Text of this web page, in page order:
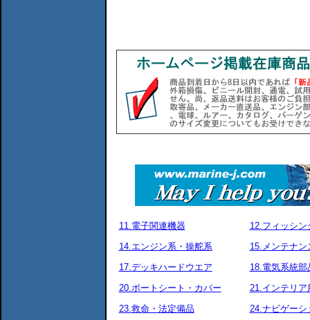
11.電子関連機器
12.フィッシン
14.エンジン系・操舵系
15.メンテナン
17.デッキハードウエア
18.電気系統部
20.ボートシート・カバー
21.インテリア
23.救命・法定備品
24.ナビゲーシ